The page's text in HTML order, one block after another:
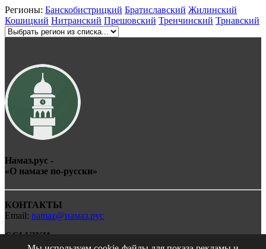
Регионы: Банскобистрицкий Братиславский Жилинский
Кошицкий Нитранский Прешовский Тренчинский Трнавский
Намаз.рус -
«О намазе по-русски»
КОНТАКТЫ
Email: namaz@намаз.рус
ССЫЛКИ